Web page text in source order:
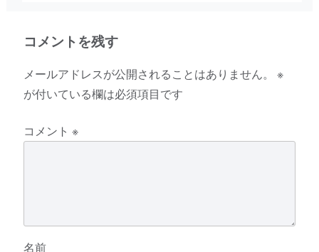
コメントを残す
メールアドレスが公開されることはありません。
※
が付いている欄は必須項目です
コメント ※
名前